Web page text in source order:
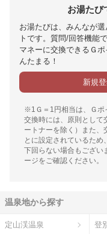
お湯たび
お湯たびは、みんなが
トです。質問/回答機能
マネーに交換できるＧ
んたまる！
新規
※1Ｇ＝1円相当は、Ｇポ
交換時には、原則として
ートナーを除く）また、
とに設定されているた
下回らない場合もござい
ージをご確認ください。
温泉地から探す
定山渓温泉 登